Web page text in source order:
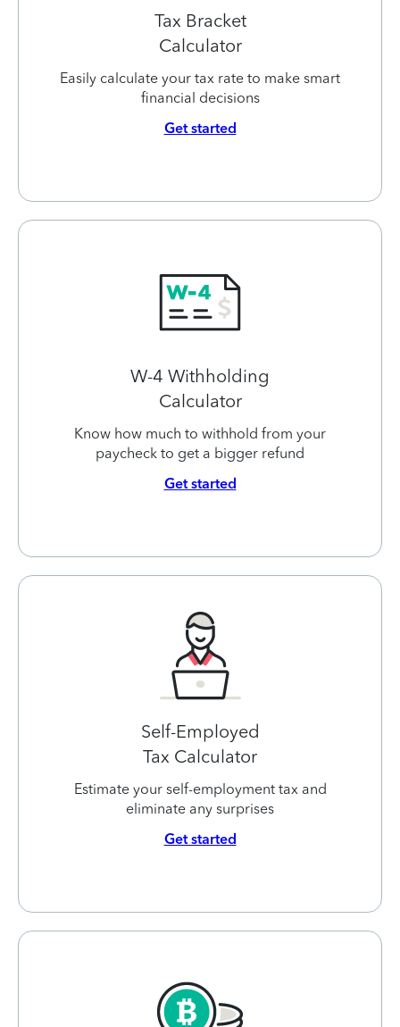
Tax Bracket
Calculator
Easily calculate your tax rate to make smart
financial decisions
Get started
W-4 Withholding
Calculator
Know how much to withhold from your
paycheck to get a bigger refund
Get started
Self-Employed
Tax Calculator
Estimate your self-employment tax and
eliminate any surprises
Get started